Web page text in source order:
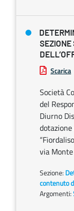
SEZIONE
Scarica
Società
del
Diurno
via
Sezione:
contenuto
Argomenti: